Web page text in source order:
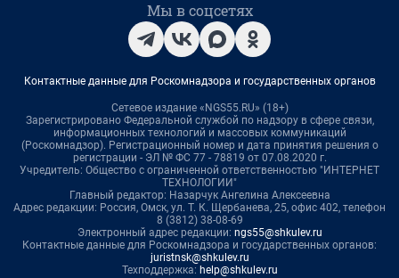
Мы в соцсетях
Контактные данные для Роскомнадзора и государственных органов
Сетевое издание «NGS55.RU» (18+)
Зарегистрировано Федеральной службой по надзору в сфере связи,
информационных технологий и массовых коммуникаций
(Роскомнадзор). Регистрационный номер и дата принятия решения о
регистрации - ЭЛ № ФС 77 - 78819 от 07.08.2020 г.
Учредитель: Общество с ограниченной ответственностью "ИНТЕРНЕТ
ТЕХНОЛОГИИ"
Главный редактор: Назарчук Ангелина Алексеевна
Адрес редакции: Россия, Омск, ул. Т. К. Щербанева, 25, офис 402, телефон
8 (3812) 38-08-69
Электронный адрес редакции: ngs55@shkulev.ru
Контактные данные для Роскомнадзора и государственных органов:
juristnsk@shkulev.ru
Техподдержка: help@shkulev.ru